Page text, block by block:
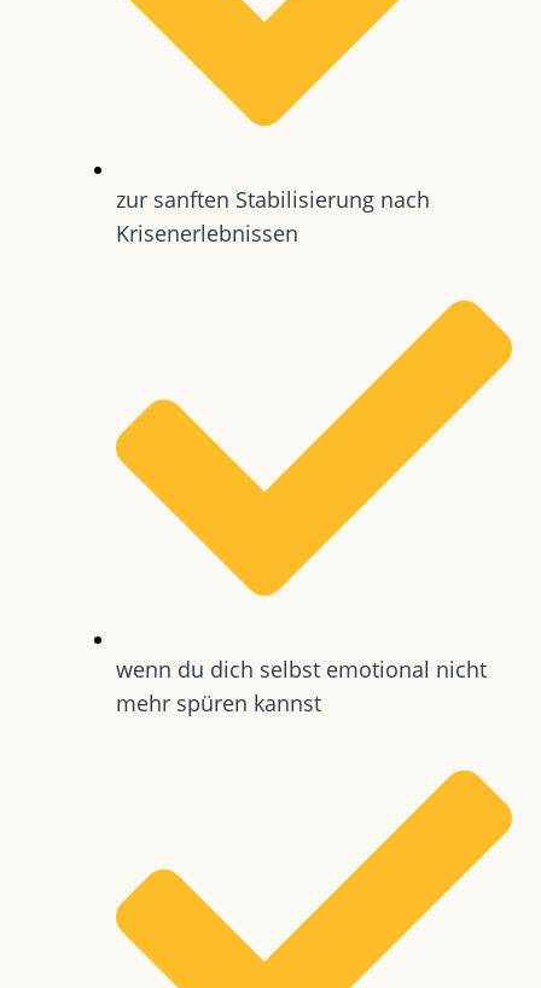
zur sanften Stabilisierung nach
Krisenerlebnissen
wenn du dich selbst emotional nicht
mehr spüren kannst